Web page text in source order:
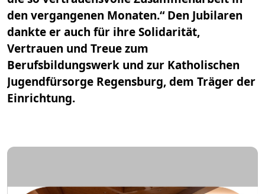
den vergangenen Monaten.“ Den Jubilaren
dankte er auch für ihre Solidarität,
Vertrauen und Treue zum
Berufsbildungswerk und zur Katholischen
Jugendfürsorge Regensburg, dem Träger der
Einrichtung.